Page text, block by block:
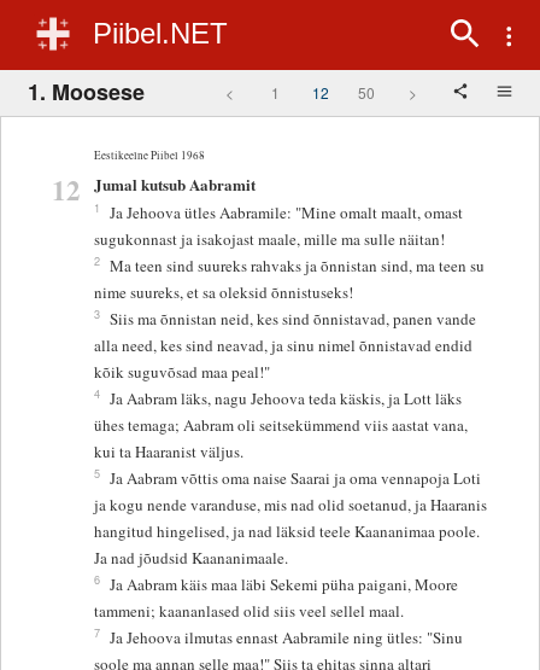
Piibel.NET
1. Moosese < 1 12 50 >
Eestikeelne Piibel 1968
12 Jumal kutsub Aabramit
1
Ja Jehoova ütles Aabramile: "Mine omalt maalt, omast
sugukonnast ja isakojast maale, mille ma sulle näitan!
2 Ma teen sind suureks rahvaks ja õnnistan sind, ma teen su
nime suureks, et sa oleksid õnnistuseks!
3 Siis ma õnnistan neid, kes sind õnnistavad, panen vande
alla need, kes sind neavad, ja sinu nimel õnnistavad endid
kõik suguvõsad maa peal!"
4 Ja Aabram läks, nagu Jehoova teda käskis, ja Lott läks
ühes temaga; Aabram oli seitsekümmend viis aastat vana,
kui ta Haaranist väljus.
5 Ja Aabram võttis oma naise Saarai ja oma vennapoja Loti
ja kogu nende varanduse, mis nad olid soetanud, ja Haaranis
hangitud hingelised, ja nad läksid teele Kaananimaa poole.
Ja nad jõudsid Kaananimaale.
6 Ja Aabram käis maa läbi Sekemi püha paigani, Moore
tammeni; kaananlased olid siis veel sellel maal.
7 Ja Jehoova ilmutas ennast Aabramile ning ütles: "Sinu
soole ma annan selle maa!" Siis ta ehitas sinna altari